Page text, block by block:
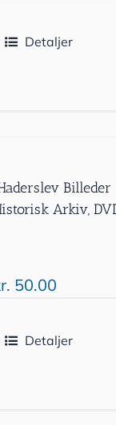
Detaljer
Arkiv,
50.00
Detaljer